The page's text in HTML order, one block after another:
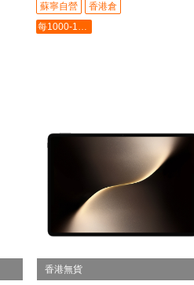
蘇寧自營
香港倉
每1000-100最多-5000
香港無貨